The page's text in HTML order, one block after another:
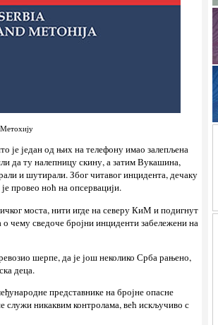
је један од њих на телефону имао залепљена
да ту налепницу скину, а затим Вукашина,
и шутирали. Због читавог инцидента, дечаку
провео ноћ на опсервацији.
моста, нити игде на северу КиМ и подигнут
чему сведоче бројни инциденти забележени на
шерпе, да је још неколико Срба рањено,
деца.
представнике на бројне опасне
служи никаквим контролама, већ искључиво с